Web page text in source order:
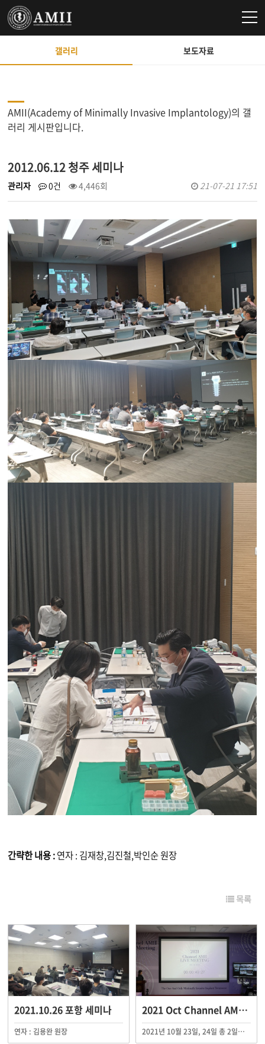
갤러리 보도자료
AMII(Academy of Minimally Invasive Implantology)의 갤
러리 게시판입니다.
2012.06.12 청주 세미나
관리자 0건 4,446회 21-07-21 17:51
간략한 내용 :연자 : 김재창,김진철,박인순 원장
목록
2021.10.26 포항 세미나
연자 : 김용완 원장
2021 Oct Channel AMII Live Mee…
2021년 10월 23일, 24일 총 2일에 걸쳐 2021 Oct Channel AMII Live Meeting이 AMII 대전 임상교육원에서 Ch.AMII On-Air를 통해 온라인 중계되었습니다.